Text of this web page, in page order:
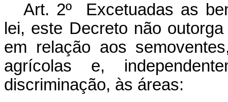
Art. 2º Excetuadas as
lei, este Decreto não
em relação aos
agrícolas e,
discriminação, às áreas: